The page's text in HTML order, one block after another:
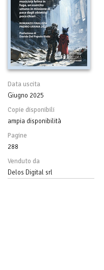
Data uscita
Giugno 2025
Copie disponibili
ampia disponibilità
Pagine
288
Venduto da
Delos Digital srl